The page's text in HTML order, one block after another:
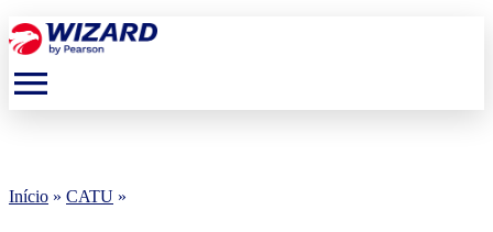
menu
Início » CATU »